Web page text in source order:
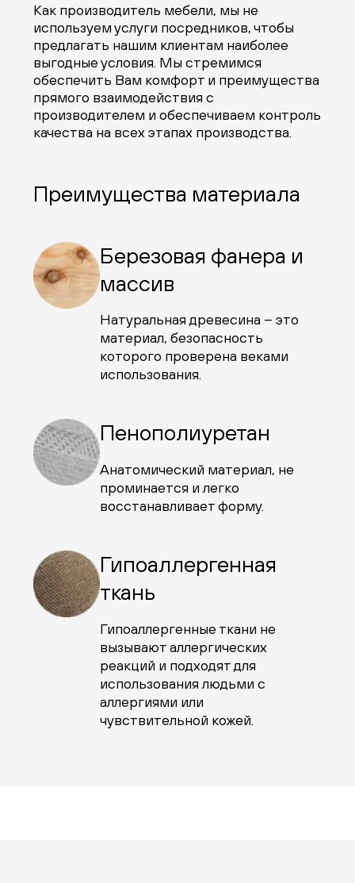
Как производитель мебели, мы не
используем услуги посредников, чтобы
предлагать нашим клиентам наиболее
выгодные условия. Мы стремимся
обеспечить Вам комфорт и преимущества
прямого взаимодействия с
производителем и обеспечиваем контроль
качества на всех этапах производства.
Преимущества материала
Березовая фанера и
массив
Натуральная древесина – это
материал, безопасность
которого проверена веками
использования.
Пенополиуретан
Анатомический материал, не
проминается и легко
восстанавливает форму.
Гипоаллергенная
ткань
Гипоаллергенные ткани не
вызывают аллергических
реакций и подходят для
использования людьми с
аллергиями или
чувствительной кожей.